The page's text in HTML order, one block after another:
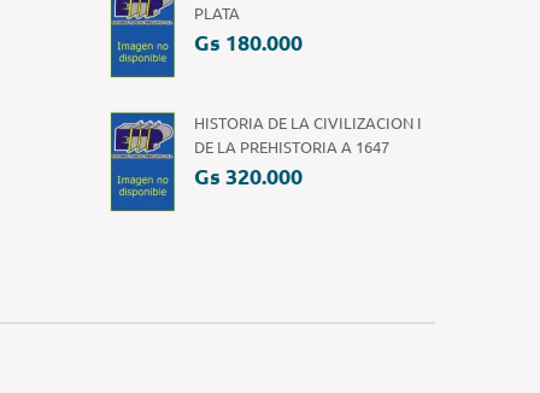
PLATA
Gs 180.000
HISTORIA DE LA CIVILIZACION I
DE LA PREHISTORIA A 1647
Gs 320.000